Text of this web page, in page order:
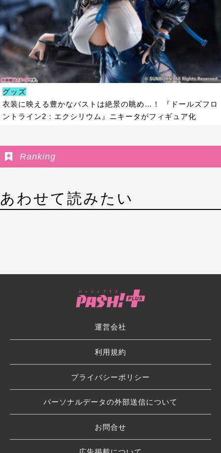
グッズ
衣装に映える豊かなバストは絶景の眺め…！ 『ドールズフロ
ントライン2：エクシリウム』ニキータがフィギュア化
Ranking
あわせて読みたい
運営会社
利用規約
プライバシーポリシー
パーソナルデータの外部送信について
お問合せ